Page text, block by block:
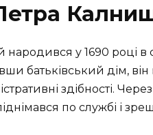
у 1690 році в
батьківський дім,
здібності.
по службі і